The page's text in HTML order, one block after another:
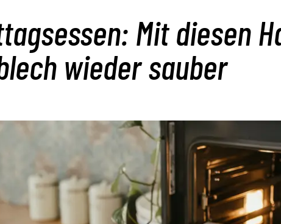
Mit diesen
wieder sauber